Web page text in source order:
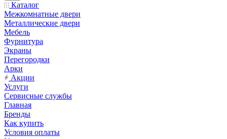
Каталог
Межкомнатные двери
Металлические двери
Мебель
Фурнитура
Экраны
Перегородки
Арки
Акции
Услуги
Сервисные службы
Главная
Бренды
Как купить
Условия оплаты